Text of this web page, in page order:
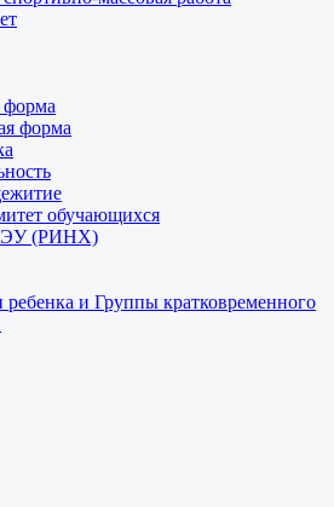
форма
форма
обучающихся
(РИНХ)
и Группы кратковременного